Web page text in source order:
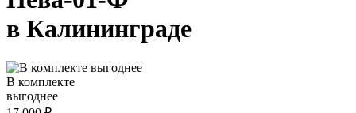
в Калининграде
В комплекте
выгоднее